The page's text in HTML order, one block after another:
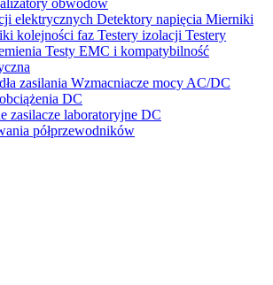
obwodów
elektrycznych Detektory napięcia Mierniki
kolejności faz Testery izolacji Testery
Testy EMC i kompatybilność
zasilania Wzmacniacze mocy AC/DC
DC
zasilacze laboratoryjne DC
półprzewodników